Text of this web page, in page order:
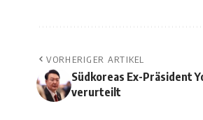
VORHERIGER ARTIKEL
Südkoreas Ex-Präsident
verurteilt